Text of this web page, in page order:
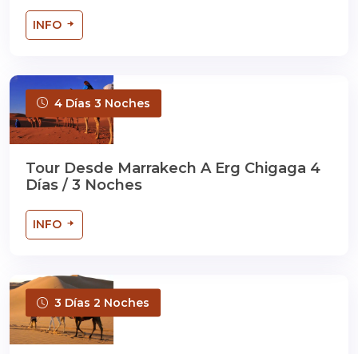
INFO
4 Días 3 Noches
Tour Desde Marrakech A Erg Chigaga 4
Días / 3 Noches
INFO
3 Días 2 Noches